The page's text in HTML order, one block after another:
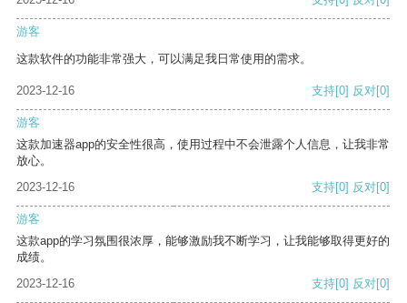
游客
这款软件的功能非常强大，可以满足我日常使用的需求。
2023-12-16 支持[0] 反对[0]
游客
这款加速器app的安全性很高，使用过程中不会泄露个人信息，让我非常
放心。
2023-12-16
支持[0] 反对[0]
游客
这款app的学习氛围很浓厚，能够激励我不断学习，让我能够取得更好的
成绩。
2023-12-16
支持[0] 反对[0]